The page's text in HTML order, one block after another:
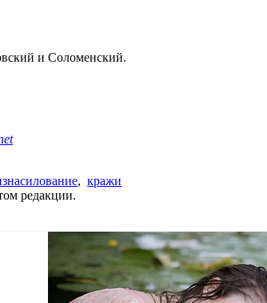
и Соломенский.
, кражи
редакции.